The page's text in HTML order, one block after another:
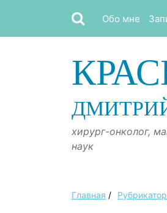
Обо мне
хирург-онколог,
наук
Главная /